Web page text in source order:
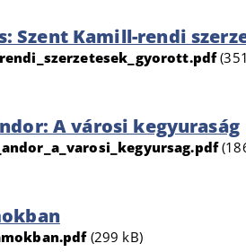
Szent Kamill-rendi
A városi kegyuraság
(299 kB)